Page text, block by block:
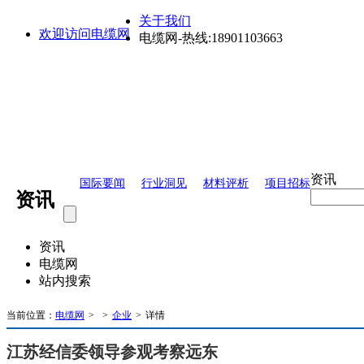
欢迎访问电缆网
关于我们
电缆网-热线:18901103663
资讯
国际要闻 行业洞见 材料评析 项目招标资讯
资讯
电缆网
站内搜索
当前位置： 电缆网 > > 企业 > 详情
江苏经信委领导参观考察远东